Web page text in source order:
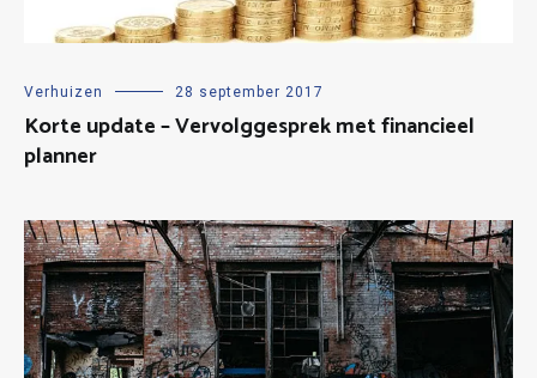
Verhuizen 28 september 2017
Korte update – Vervolggesprek met financieel
planner